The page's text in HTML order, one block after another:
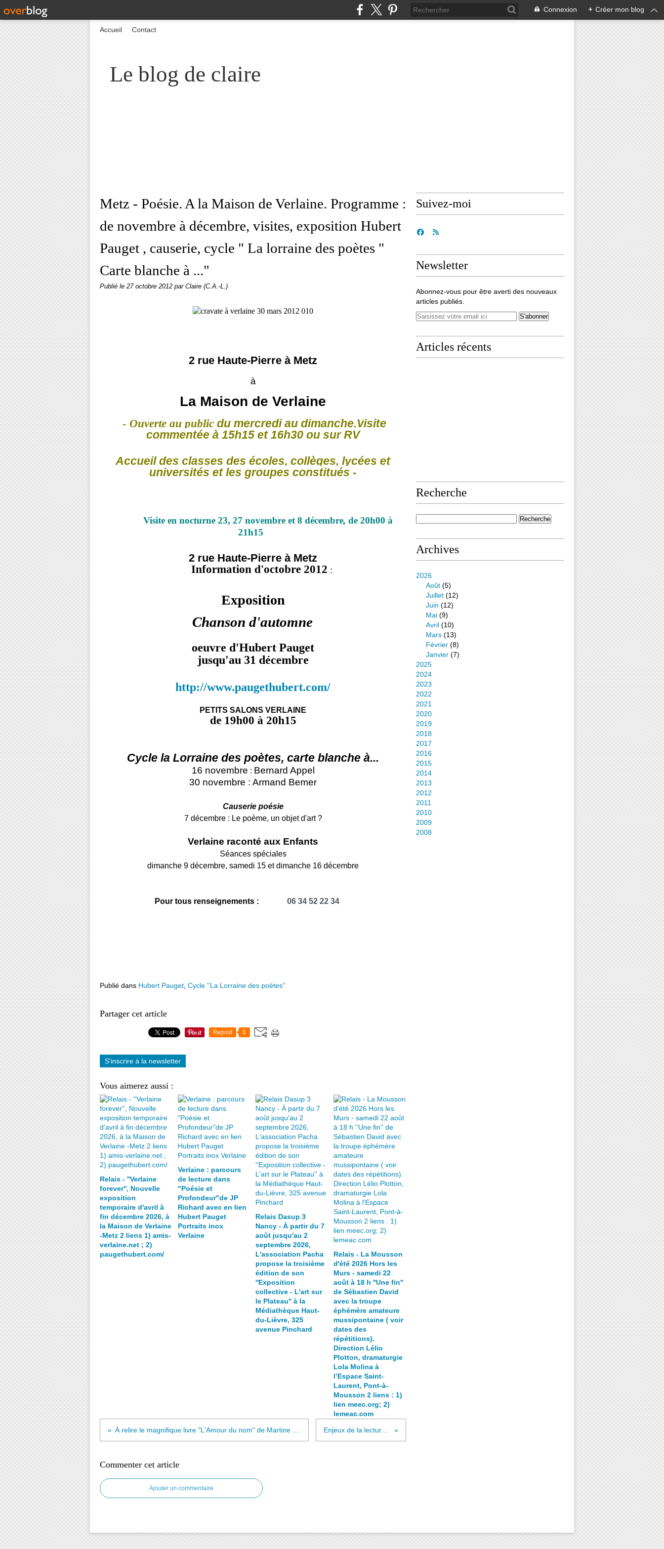
Connexion + Créer mon blog
Le blog de claire
Accueil Contact
Metz - Poésie. A la Maison de Verlaine. Programme :
de novembre à décembre, visites, exposition Hubert
Pauget , causerie, cycle " La lorraine des poètes "
Carte blanche à ..."
Publié le 27 octobre 2012 par Claire (C.A.-L.)
2 rue Haute-Pierre à Metz
à
La Maison de Verlaine
- Ouverte au public du mercredi au dimanche.Visite
commentée à 15h15 et 16h30 ou sur RV
Accueil des classes des écoles, collèges, lycées et
universités et les groupes constitués -
Visite en nocturne 23, 27 novembre et 8 décembre, de 20h00 à
21h15
2 rue Haute-Pierre à Metz
Information d'octobre 2012 :
Exposition
Chanson d'automne
oeuvre d'Hubert Pauget
jusqu'au 31 décembre
http://www.paugethubert.com/
PETITS SALONS VERLAINE
de 19h00 à 20h15
Cycle la Lorraine des poètes, carte blanche à...
16 novembre : Bernard Appel
30 novembre : Armand Bemer
Causerie poésie
7 décembre : Le poème, un objet d'art ?
Verlaine raconté aux Enfants
Séances spéciales
dimanche 9 décembre, samedi 15 et dimanche 16 décembre
Pour tous renseignements : 06 34 52 22 34
Publié dans Hubert Pauget Cycle ''La Lorraine des poètes''
Partager cet article
Repost 0
S'inscrire à la newsletter
Vous aimerez aussi :
Relais - ''Verlaine
forever'', Nouvelle
exposition
temporaire d'avril à
fin décembre 2026, à
la Maison de Verlaine
-Metz 2 liens 1) amis-
verlaine.net ; 2)
paugethubert.com/
Verlaine : parcours
de lecture dans
"Poésie et
Profondeur"de JP
Richard avec en lien
Hubert Pauget
Portraits inox
Verlaine
Relais Dasup 3
Nancy - À partir du 7
août jusqu'au 2
septembre 2026,
L'association Pacha
propose la troisième
édition de son
''Exposition
collective - L'art sur
le Plateau'' à la
Médiathèque Haut-
du-Lièvre, 325
avenue Pinchard
Relais - La Mousson
d'été 2026 Hors les
Murs - samedi 22
août à 18 h ''Une fin''
de Sébastien David
avec la troupe
éphémère amateure
mussipontaine ( voir
dates des
répétitions).
Direction Lélio
Plotton, dramaturgie
Lola Molina à
l’Espace Saint-
Laurent, Pont-à-
Mousson 2 liens : 1)
lien meec.org; 2)
lemeac.com
Commenter cet article
Ajouter un commentaire
Suivez-moi
Newsletter
Abonnez-vous pour être averti des nouveaux
articles publiés.
Articles récents
Recherche
Archives
2026
Août (5)
Juillet (12)
Juin (12)
Mai (9)
Avril (10)
Mars (13)
Février (8)
Janvier (7)
2025
2024
2023
2022
2021
2020
2019
2018
2017
2016
2015
2014
2013
2012
2011
2010
2009
2008